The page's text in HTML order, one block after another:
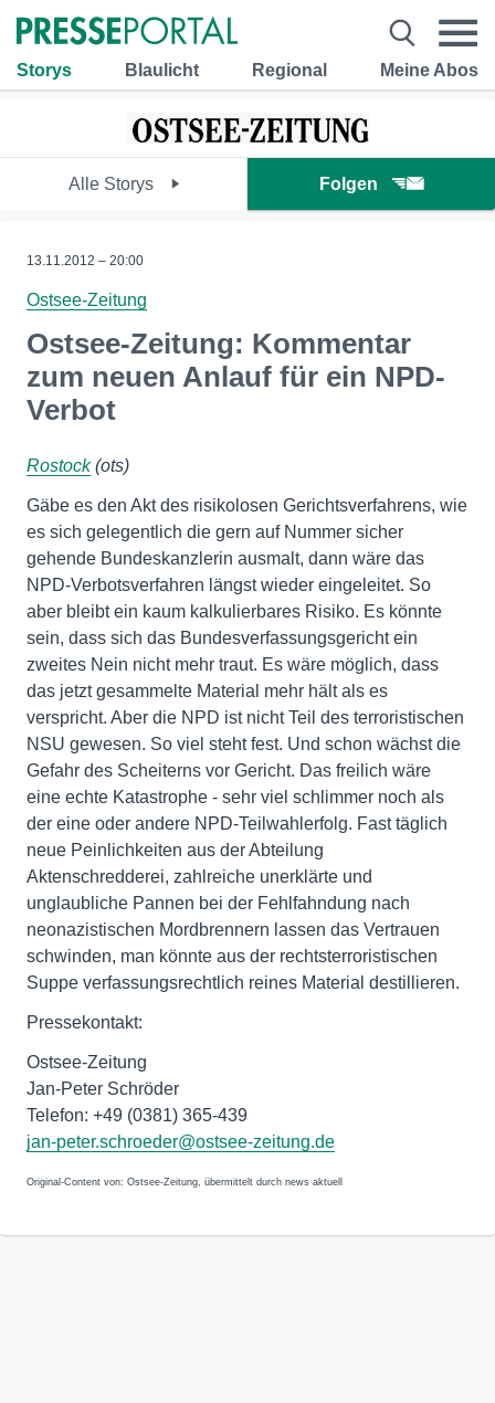
Storys Blaulicht Regional Meine Abos
Alle Storys Folgen
13.11.2012 – 20:00
Ostsee-Zeitung
Ostsee-Zeitung: Kommentar
zum neuen Anlauf für ein NPD-
Verbot
Rostock(ots)
Gäbe es den Akt des risikolosen Gerichtsverfahrens, wie
es sich gelegentlich die gern auf Nummer sicher
gehende Bundeskanzlerin ausmalt, dann wäre das
NPD-Verbotsverfahren längst wieder eingeleitet. So
aber bleibt ein kaum kalkulierbares Risiko. Es könnte
sein, dass sich das Bundesverfassungsgericht ein
zweites Nein nicht mehr traut. Es wäre möglich, dass
das jetzt gesammelte Material mehr hält als es
verspricht. Aber die NPD ist nicht Teil des terroristischen
NSU gewesen. So viel steht fest. Und schon wächst die
Gefahr des Scheiterns vor Gericht. Das freilich wäre
eine echte Katastrophe - sehr viel schlimmer noch als
der eine oder andere NPD-Teilwahlerfolg. Fast täglich
neue Peinlichkeiten aus der Abteilung
Aktenschredderei, zahlreiche unerklärte und
unglaubliche Pannen bei der Fehlfahndung nach
neonazistischen Mordbrennern lassen das Vertrauen
schwinden, man könnte aus der rechtsterroristischen
Suppe verfassungsrechtlich reines Material destillieren.
Pressekontakt:
Ostsee-Zeitung
Jan-Peter Schröder
Telefon: +49 (0381) 365-439
jan-peter.schroeder@ostsee-zeitung.de
Original-Content von: Ostsee-Zeitung, übermittelt durch news aktuell